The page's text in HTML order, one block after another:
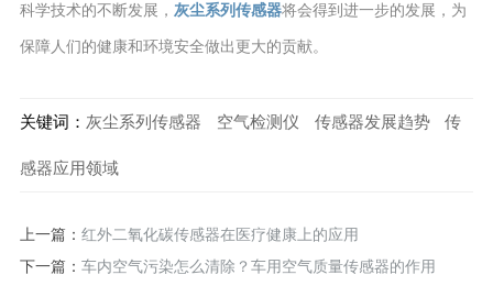
科学技术的不断发展， 灰尘系列传感器将会得到进一步的发展，为
保障人们的健康和环境安全做出更大的贡献。
关键词： 灰尘系列传感器 空气检测仪 传感器发展趋势 传
感器应用领域
上一篇： 红外二氧化碳传感器在医疗健康上的应用
下一篇： 车内空气污染怎么清除？车用空气质量传感器的作用